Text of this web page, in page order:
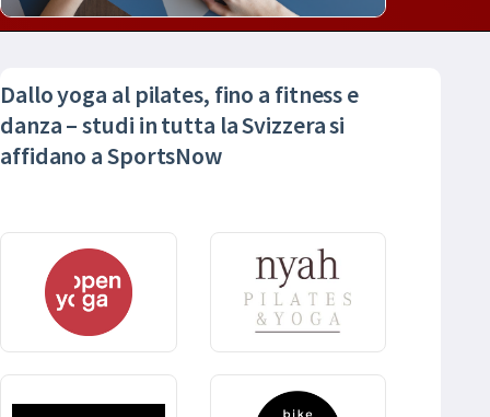
Dallo yoga al pilates, fino a fitness e
danza – studi in tutta la Svizzera si
affidano a SportsNow